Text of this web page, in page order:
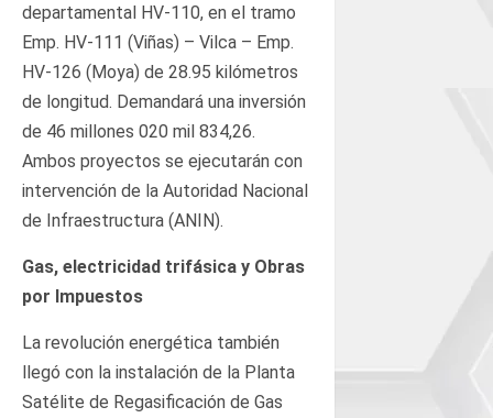
departamental HV-110, en el tramo
Emp. HV-111 (Viñas) – Vilca – Emp.
HV-126 (Moya) de 28.95 kilómetros
de longitud. Demandará una inversión
de 46 millones 020 mil 834,26.
Ambos proyectos se ejecutarán con
intervención de la Autoridad Nacional
de Infraestructura (ANIN).
Gas, electricidad trifásica y Obras
por Impuestos
La revolución energética también
llegó con la instalación de la Planta
Satélite de Regasificación de Gas